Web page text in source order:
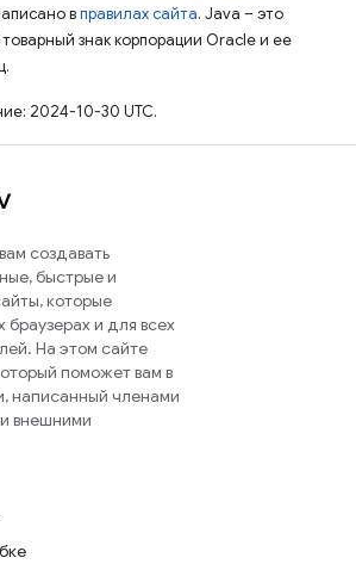
вправилах сайта. Java – это
знак корпорации Oracle и ее
2024-10-30 UTC.
создавать
быстрые и
которые
браузерах и для всех
На этом сайте
поможет вам в
написанный членами
внешними